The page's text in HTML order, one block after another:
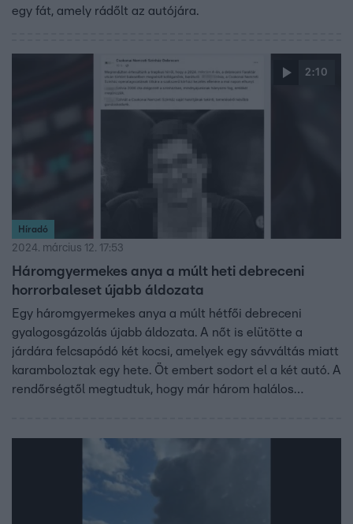
egy fát, amely rádőlt az autójára.
2:10
Híradó
2024. március 12. 17:53
Háromgyermekes anya a múlt heti debreceni
horrorbaleset újabb áldozata
Egy háromgyermekes anya a múlt hétfői debreceni
gyalogosgázolás újabb áldozata. A nőt is elütötte a
járdára felcsapódó két kocsi, amelyek egy sávváltás miatt
karamboloztak egy hete. Öt embert sodort el a két autó. A
rendőrségtől megtudtuk, hogy már három halálos